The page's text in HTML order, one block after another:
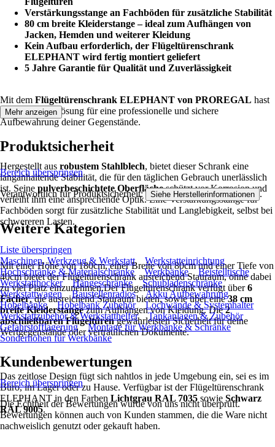
Verstärkungsstange an Fachböden für zusätzliche Stabilität
80 cm breite Kleiderstange – ideal zum Aufhängen von
Jacken, Hemden und weiterer Kleidung
Kein Aufbau erforderlich, der Flügeltürenschrank
ELEPHANT wird fertig montiert geliefert
5 Jahre Garantie für Qualität und Zuverlässigkeit
Mit dem Flügeltürenschrank ELEPHANT von PROREGAL hast
Dudie ideale Lösung für eine professionelle und sichere
Aufbewahrung deiner Gegenstände.
Hergestellt aus robustem Stahlblech, bietet dieser Schrank eine
langanhaltende Stabilität, die für den täglichen Gebrauch unerlässlich
ist. Seine pulverbeschichtete Oberflächeschützt vor Korrosion und
verleiht ihm eine ansprechende Optik. Eine Verstärkungsstange für
Fachböden sorgt für zusätzliche Stabilität und Langlebigkeit, selbst bei
schwereren Lasten.
Mit einer Höhe von 180cm, einer Breite von 80cm und einer Tiefe von
40cm bietet der Flügeltürenschrank ausreichend Stauraum, ohne dabei
zu viel Platz einzunehmen.Der Flügeltürenschrank verfügt über6
Fächer, die ausreichend Stauraum bieten, sowie über eine38 cm
breite Kleiderstangezum Aufhängen von Kleidung. Die2
abschließbaren Flügeltürengewährleisten Sicherheit für deine
Wertgegenstände oder vertraulichen Dokumente.
Das zeitlose Design fügt sich nahtlos in jede Umgebung ein, sei es im
Büro, im Lager oder zu Hause. Verfügbar ist der Flügeltürenschrank
ELEPHANT in den Farben Lichtgrau RAL 7035 sowie Schwarz
RAL 9005.
Mehr anzeigen
Produktsicherheit
Bereich überspringen
Verantwortlich für Produktsicherheit: Siehe Herstellerinformationen .
Weitere Kategorien
Liste überspringen
Maschinen, Werkzeug & Werkstatt
Werkstatteinrichtung
Hochschränke & Materialschränke
Werkbänke
Beistelltische
Werkstatthocker
Hängeschränke
Schubladenschränke
Werkstattwagen
Baustellenradios
Akku Aufbewahrung
Hobelbänke
Hobelbank Zubehör
Lochwände & Systemhalter
Werkstattzubehör & Werkstatthelfer
Tankanlagen & Zubehör
Gefahrstofflagerung
Montage für Werkbänke & Schränke
Sonderhöhen für Werkbänke
Kundenbewertungen
Bereich überspringen
Die Echtheit der Bewertungen wurde von uns nicht überprüft.
Bewertungen können auch von Kunden stammen, die die Ware nicht
nachweislich genutzt oder gekauft haben.